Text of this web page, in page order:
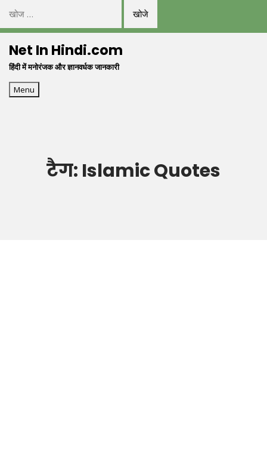
निम्न
को
खोजें:Net In Hindi.com
हिंदी में मनोरंजक और ज्ञानवर्धक जानकारी
Menu
टैग: Islamic Quotes